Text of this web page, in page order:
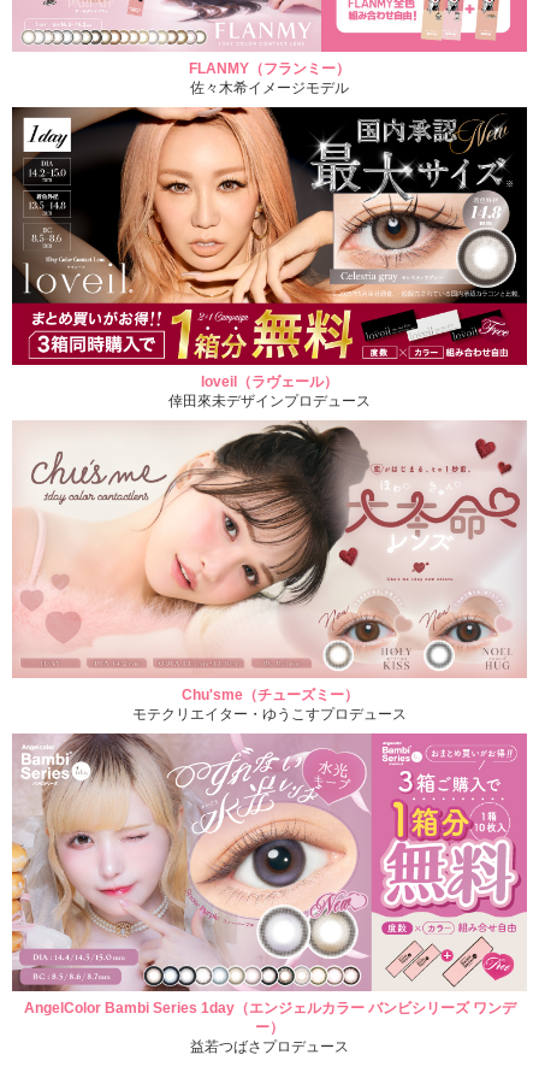
FLANMY（フランミー）
佐々木希イメージモデル
loveil（ラヴェール）
倖田來未デザインプロデュース
Chu'sme（チューズミー）
モテクリエイター・ゆうこすプロデュース
AngelColor Bambi Series 1day（エンジェルカラー バンビシリーズ ワンデ
ー）
益若つばさプロデュース